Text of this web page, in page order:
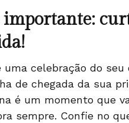
importante:
uma celebração do seu
de chegada da sua
é um momento que
sempre. Confie no